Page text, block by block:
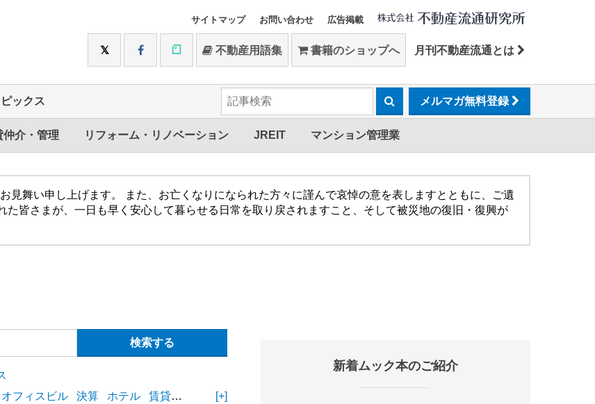
サイトマップ お問い合わせ 広告掲載
不動産用語集 書籍のショップへ 月刊不動産流通とは
ックス メルマガ無料登録
仲介・管理 リフォーム・リノベーション JREIT マンション管理業
見舞い申し上げます。 また、お亡くなりになられた方々に謹んで哀悼の意を表しますとともに、ご遺
皆さまが、一日も早く安心して暮らせる日常を取り戻されますこと、そして被災地の復旧・復興が
オフィスビル 決算 ホテル 賃貸住宅 物流施設
[+]
新着ムック本のご紹介